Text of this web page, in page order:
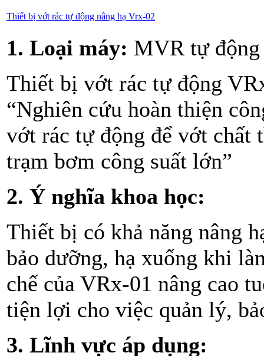
Thiết bị vớt rác tự động nâng hạ Vrx-02
1. Loại máy: MVR tự
Thiết bị vớt rác tự động
“Nghiên cứu hoàn thiện
vớt rác tự động để vớt chất
trạm bơm công suất lớn”
2. Ý nghĩa khoa học:
Thiết bị có khả năng nâng
bảo dưỡng, hạ xuống khi
chế của VRx-01 nâng cao
tiện lợi cho việc quản lý,
3. Lĩnh vực áp dụng: